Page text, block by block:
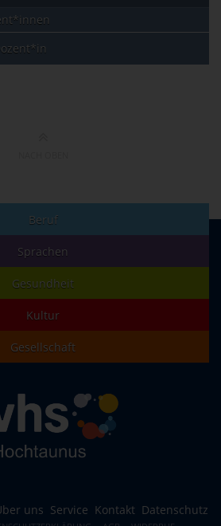
Beruf
Sprachen
Gesundheit
Kultur
Gesellschaft
uns Service Kontakt Datenschutz